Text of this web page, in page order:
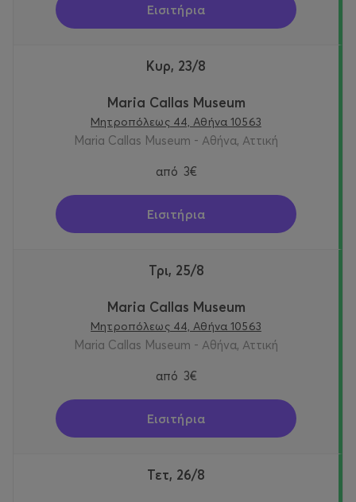
Εισιτήρια
Κυρ, 23/8
Maria Callas Museum
Μητροπόλεως 44, Αθήνα 10563
Maria Callas Museum - Αθήνα, Αττική
από 3€
Εισιτήρια
Τρι, 25/8
Maria Callas Museum
Μητροπόλεως 44, Αθήνα 10563
Maria Callas Museum - Αθήνα, Αττική
από 3€
Εισιτήρια
Τετ, 26/8